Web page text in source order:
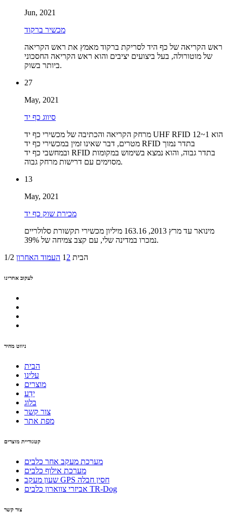
Jun, 2021
מכשיר ברקוד
ראש הקריאה של כף היד לסריקת ברקוד מאמץ את ראש הקריאה
של מוטורולה, בעל ביצועים יציבים והוא ראש הקריאה החסכוני
ביותר בשוק.
27
May, 2021
סיווג כף יד
מרחק הקריאה והכתיבה של מכשירי כף יד UHF RFID הוא 1~12
מטרים, דבר שאינו זמין במכשירי כף יד RFID בתדר נמוך
ובמחשבי כף יד RFID בתדר גבוה, והוא נמצא בשימוש במקומות
מסוימים עם דרישות מרחק גבוה.
13
May, 2021
מכירת שוק כף יד
מינואר עד מרץ 2013, 163.16 מיליון מכשירי תקשורת סלולריים
נמכרו במדינה שלי, עם קצב צמיחה של 39%.
הבית
1 2 העמוד האחרון 1/2
לעקוב אחרינו
ניווט מהיר
הבית
עלינו
מוצרים
יֶדַע
בלוג
צור קשר
מפת אתר
קטגוריית מוצרים
מערכת מעקב אחר כלבים
מערכת אילוף כלבים
שעון מעקב GPS חסין חבלה
אביזרי צווארון כלבים TR-Dog
צור קשר